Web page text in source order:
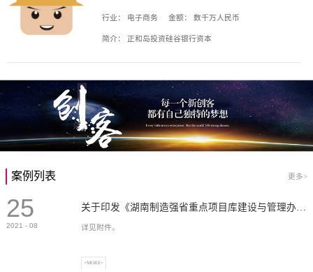
行业： 电子商务 金额： 数千万人民币
简介： 正和岛投资硅谷银行资本
案例列表 更多>
25
2021 - 08 详见附件。
+MORE+